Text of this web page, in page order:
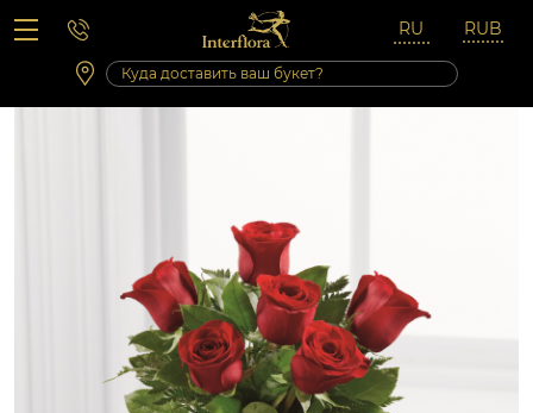
Вопросы-ответы
Сб 10:00 ‐ 14:00
Выходные и праздничные дни